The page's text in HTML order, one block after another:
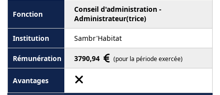
Conseil d'administration -
Administrateur(trice)
Sambr'Habitat
3790,94 (pour la période exercée)